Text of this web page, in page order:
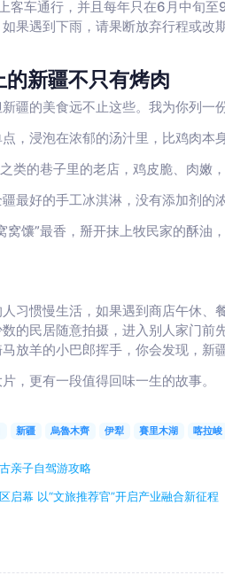
客车通行，并且每年只在6月中旬
果遇到下雨，请果断放弃行程或改
新疆不只有烤肉
疆的美食远不止这些。我为你列一份
，浸泡在浓郁的汤汁里，比鸡肉本身
类的巷子里的老店，鸡皮脆、肉嫩
最好的手工冰淇淋，没有添加剂的
窝馕”最香，掰开抹上牧民家的酥油
习惯慢生活，如果遇到商店午休、
的民居随意拍摄，进入别人家门
放羊的小巴郎挥手，你会发现，新
，更有一段值得回味一生的故事。
新疆 烏魯木齊 伊犁 賽里木湖 喀拉峻
亲子自驾游攻略
启幕 以“文旅推荐官”开启产业融合新征程